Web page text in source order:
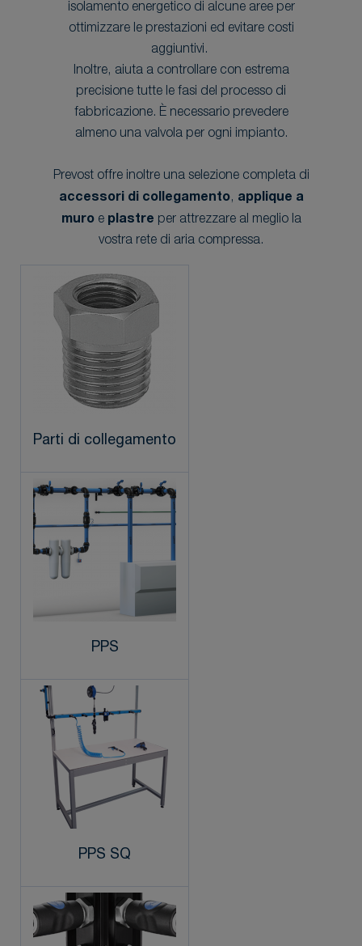
isolamento energetico di alcune aree per
ottimizzare le prestazioni ed evitare costi
aggiuntivi.
Inoltre, aiuta a controllare con estrema
precisione tutte le fasi del processo di
fabbricazione. È necessario prevedere
almeno una valvola per ogni impianto.
Prevost offre inoltre una selezione completa di
accessori di collegamento, applique a
muroe plastre per attrezzare al meglio la
vostra rete di aria compressa.
Parti di collegamento
PPS
PPS SQ